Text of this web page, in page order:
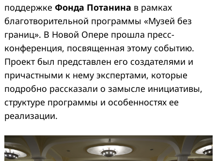
поддержке Фонда Потанина в рамках
благотворительной программы «Музей без
границ». В Новой Опере прошла пресс-
конференция, посвященная этому событию.
Проект был представлен его создателями и
причастными к нему экспертами, которые
подробно рассказали о замысле инициативы,
структуре программы и особенностях ее
реализации.